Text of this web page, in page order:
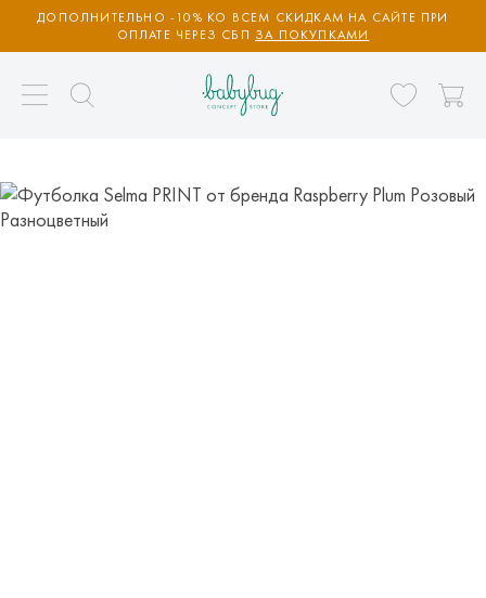
ДОПОЛНИТЕЛЬНО -10% КО ВСЕМ СКИДКАМ НА САЙТЕ ПРИ
ОПЛАТЕ ЧЕРЕЗ СБП ЗА ПОКУПКАМИ